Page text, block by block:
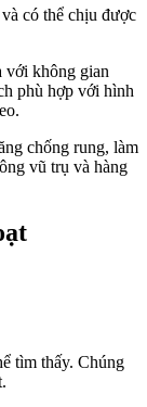
có thể chịu được
với không gian
phù hợp với hình
chống rung, làm
vũ trụ và hàng
tìm thấy. Chúng